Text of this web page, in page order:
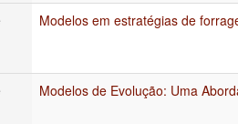
Modelos em estratégias de
Modelos de Evolução: Uma